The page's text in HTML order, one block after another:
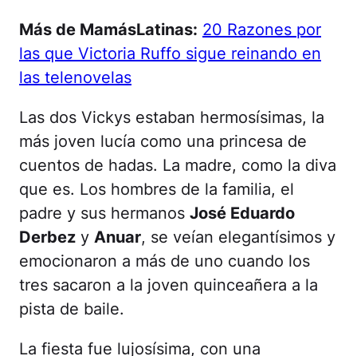
Más de MamásLatinas: 20 Razones por
las que Victoria Ruffo sigue reinando en
las telenovelas
Las dos Vickys estaban hermosísimas, la
más joven lucía como una princesa de
cuentos de hadas. La madre, como la diva
que es. Los hombres de la familia, el
padre y sus hermanos José Eduardo
Derbez y Anuar, se veían elegantísimos y
emocionaron a más de uno cuando los
tres sacaron a la joven quinceañera a la
pista de baile.
La fiesta fue lujosísima, con una